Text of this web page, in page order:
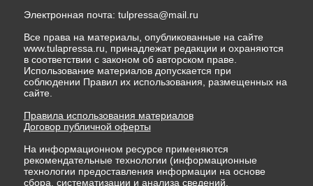
Электронная почта: tulpressa@mail.ru
Все права на материалы, опубликованные на сайте
www.tulapressa.ru, принадлежат редакции и охраняются
в соответствии с законом об авторском праве.
Использование материалов допускается при
соблюдении Правил их использования, размещенных на
сайте.
Правила использования материалов
Договор публичной оферты
На информационном ресурсе применяются
рекомендательные технологии (информационные
технологии предоставления информации на основе
сбора, систематизации и анализа сведений,